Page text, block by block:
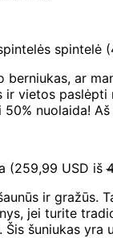
spintelė
ar
vietos
nuolaida!
(259,99 USD iš
ir gražūs.
jei turite
šuniukas yra